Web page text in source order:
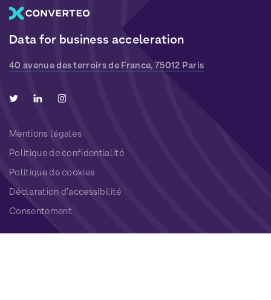
Data for business acceleration
40 avenue des terroirs de France, 75012 Paris
Mentions légales
Politique de confidentialité
Politique de cookies
Déclaration d’accessibilité
Consentement